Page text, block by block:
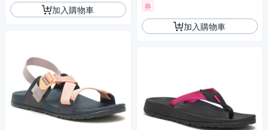
加入購物車 券
加入購物車